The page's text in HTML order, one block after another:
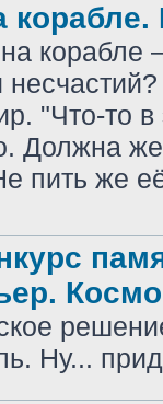
корабле
"Что-то в
Должнa
пить же
Ну...